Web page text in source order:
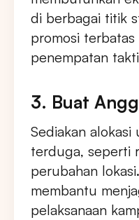
di berbagai titik
promosi
penempatan
3. Buat
Sediakan
terduga, seperti
perubahan
membantu
pelaksanaan